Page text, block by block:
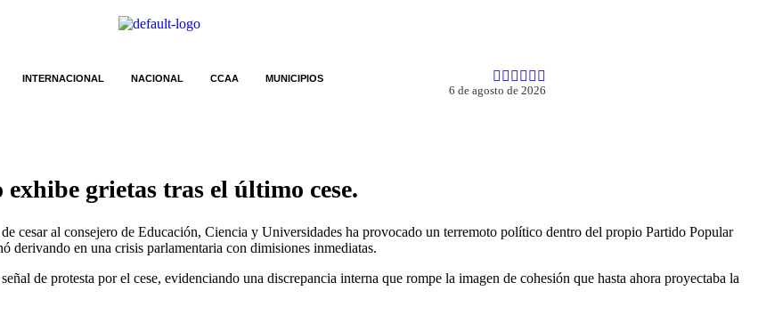
INTERNACIONAL NACIONAL CCAA MUNICIPIOS
6 de agosto de 2026
grietas tras el último cese.
cesar al consejero de Educación, Ciencia y Universidades ha provocado un terremoto político dentro del propio Partido Popular
en una crisis parlamentaria con dimisiones inmediatas.
de protesta por el cese, evidenciando una discrepancia interna que rompe la imagen de cohesión que hasta ahora proyectaba la